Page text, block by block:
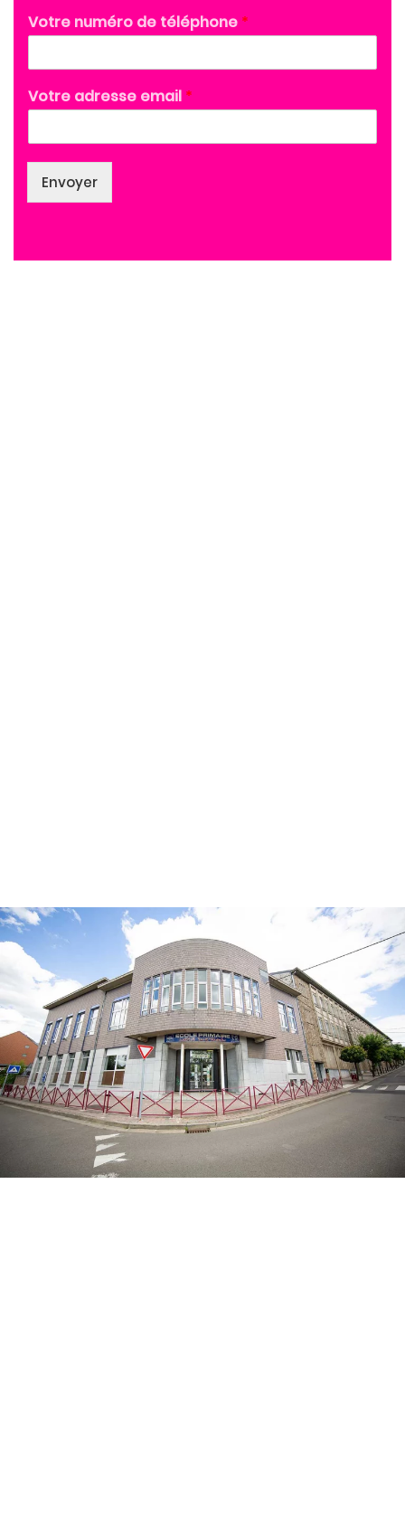
Votre numéro de téléphone *
Votre adresse email *
Envoyer